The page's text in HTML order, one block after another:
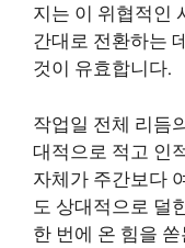
지는 이 위협적인
간대로 전환하는
것이 유효합니다.
작업일 전체 리듬
대적으로 적고 인
자체가 주간보다
도 상대적으로 덜
한 번에 온 힘을